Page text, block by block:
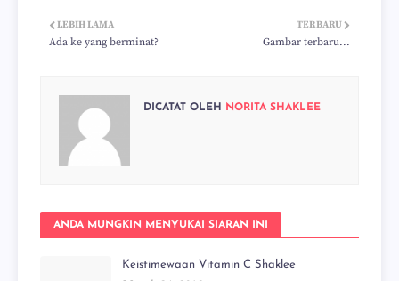
TERBARU
Gambar terbaru...
LEBIH LAMA
Ada ke yang berminat?
DICATAT OLEH NORITA SHAKLEE
ANDA MUNGKIN MENYUKAI SIARAN INI
Keistimewaan Vitamin C Shaklee